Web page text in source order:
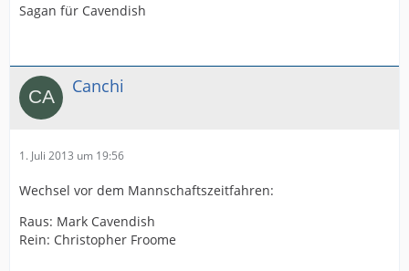
Sagan für Cavendish
Canchi
1. Juli 2013 um 19:56
Wechsel vor dem Mannschaftszeitfahren:
Raus: Mark Cavendish
Rein: Christopher Froome